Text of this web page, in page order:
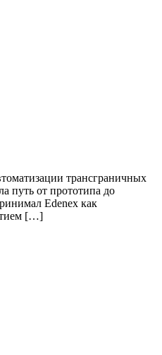
трансграничных
путь от прототипа до
Edenex как
[…]